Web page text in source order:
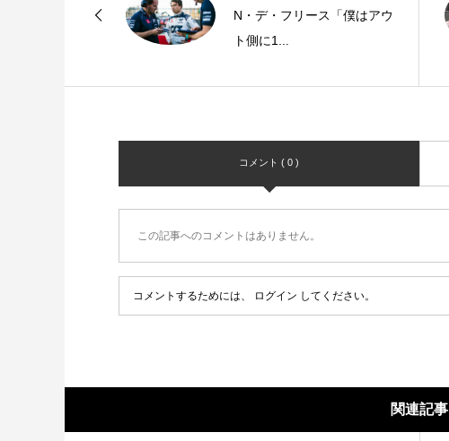
N・デ・フリース「僕はアウ
ト側に1...
コメント ( 0 )
この記事へのコメントはありません。
コメントするためには、 ログイン してください。
関連記事